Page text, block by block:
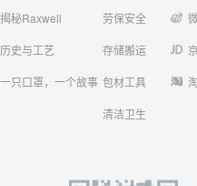
揭秘Raxwell
历史与工艺
一只口罩，一个故事
劳保安全
存储搬运
包材工具
清洁卫生